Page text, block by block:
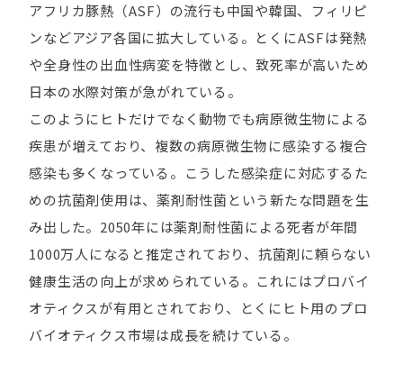
アフリカ豚熱（ASF）の流行も中国や韓国、フィリピ
ンなどアジア各国に拡大している。とくにASFは発熱
や全身性の出血性病変を特徴とし、致死率が高いため
日本の水際対策が急がれている。
このようにヒトだけでなく動物でも病原微生物による
疾患が増えており、複数の病原微生物に感染する複合
感染も多くなっている。こうした感染症に対応するた
めの抗菌剤使用は、薬剤耐性菌という新たな問題を生
み出した。2050年には薬剤耐性菌による死者が年間
1000万人になると推定されており、抗菌剤に頼らない
健康生活の向上が求められている。これにはプロバイ
オティクスが有用とされており、とくにヒト用のプロ
バイオティクス市場は成長を続けている。